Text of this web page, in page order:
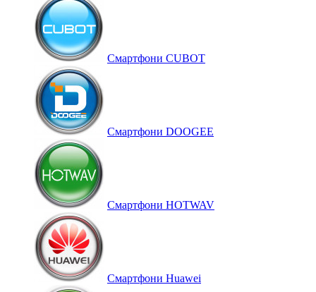
Смартфони CUBOT
Смартфони DOOGEE
Смартфони HOTWAV
Смартфони Huawei